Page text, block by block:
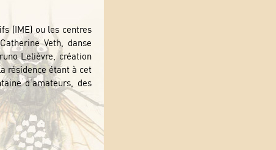
(IME) ou les centres
Veth, danse
Lelièvre, création
résidence étant à cet
d’amateurs, des